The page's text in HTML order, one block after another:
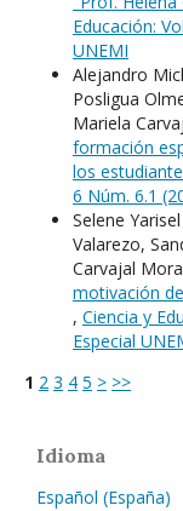
Educación:
UNEMI
Alejandro
Posligua
Mariela
formación
los
6 Núm. 6.1
Selene
Valarezo,
Carvajal
motivación
, Ciencia y
Especial
1 2 3 4 5 > >>
Idioma
Español (España)